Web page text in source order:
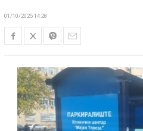
01/10/2025 14:28